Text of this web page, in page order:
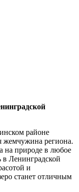
районе
жемчужина региона.
на природе в любое
в Ленинградской
и
станет отличным